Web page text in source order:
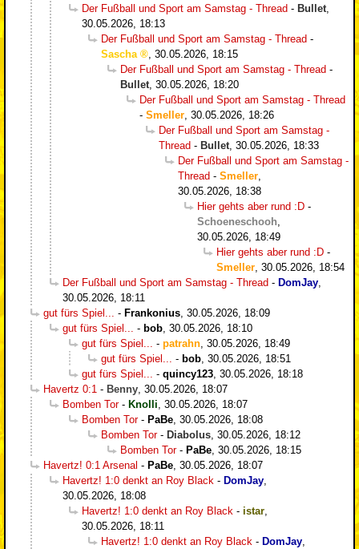
Der Fußball und Sport am Samstag - Thread - Bullet
30.05.2026, 18:13
Der Fußball und Sport am Samstag - Thread -
Sascha
30.05.2026, 18:15
Der Fußball und Sport am Samstag - Thread -
Bullet 30.05.2026, 18:20
Der Fußball und Sport am Samstag - Thread
- Smeller 30.05.2026, 18:26
Der Fußball und Sport am Samstag -
Thread - Bullet 30.05.2026, 18:33
Der Fußball und Sport am Samstag -
Thread - Smeller
30.05.2026, 18:38
Hier gehts aber rund :D -
Schoeneschooh
30.05.2026, 18:49
Hier gehts aber rund :D -
Smeller 30.05.2026, 18:54
Der Fußball und Sport am Samstag - Thread - DomJay
30.05.2026, 18:11
gut fürs Spiel...
- Frankonius 30.05.2026, 18:09
gut fürs Spiel...
- bob 30.05.2026, 18:10
gut fürs Spiel...
- patrahn 30.05.2026, 18:49
gut fürs Spiel...
- bob 30.05.2026, 18:51
gut fürs Spiel...
- quincy123 30.05.2026, 18:18
Havertz 0:1 - Benny 30.05.2026, 18:07
Bomben Tor- Knolli 30.05.2026, 18:07
Bomben Tor- PaBe 30.05.2026, 18:08
Bomben Tor- Diabolus 30.05.2026, 18:12
Bomben Tor- PaBe 30.05.2026, 18:15
Havertz! 0:1 Arsenal - PaBe 30.05.2026, 18:07
Havertz! 1:0 denkt an Roy Black - DomJay
30.05.2026, 18:08
Havertz! 1:0 denkt an Roy Black - istar
30.05.2026, 18:11
Havertz! 1:0 denkt an Roy Black - DomJay